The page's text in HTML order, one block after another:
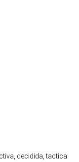
decidida, tactica